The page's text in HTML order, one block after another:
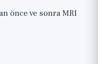
önce ve sonra MRI